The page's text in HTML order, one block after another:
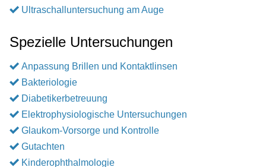
Ultraschalluntersuchung am Auge
Spezielle Untersuchungen
Anpassung Brillen und Kontaktlinsen
Bakteriologie
Diabetikerbetreuung
Elektrophysiologische Untersuchungen
Glaukom-Vorsorge und Kontrolle
Gutachten
Kinderophthalmologie